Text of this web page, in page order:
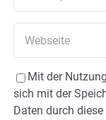
Mit der
sich mit der
Daten durch